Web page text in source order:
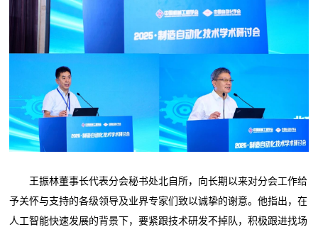
王振林董事长代表分会秘书处北自所，向长期以来对分会工作给
予关怀与支持的各级领导及业界专家们致以诚挚的谢意。他指出，在
人工智能快速发展的背景下，要紧跟技术研发不掉队，积极跟进找场